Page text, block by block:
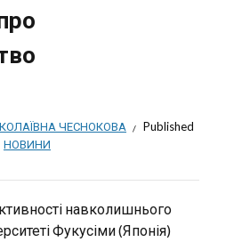
ЧЕСНОКОВА
Published
НОВИНИ
навколишнього
Фукусіми (Японія)